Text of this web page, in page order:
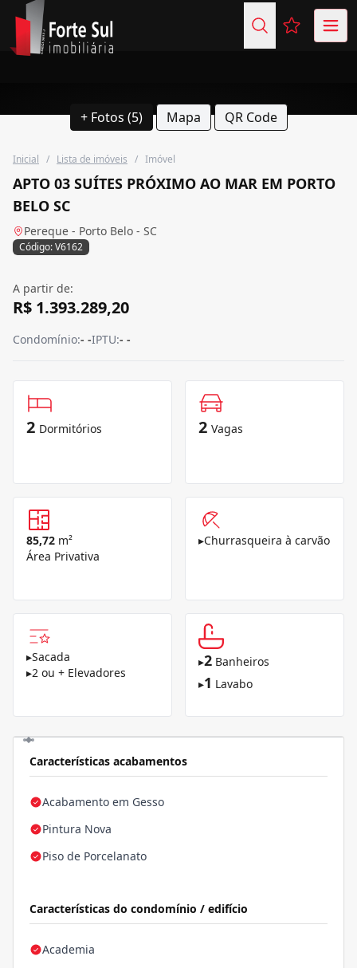
Favoritos
+ Fotos (5) Mapa QR Code
Inicial / Lista de imóveis / Imóvel
APTO 03 SUÍTES PRÓXIMO AO MAR EM PORTO
BELO SC
Pereque - Porto Belo - SC
Código: V6162
A partir de:
R$ 1.393.289,20
Condomínio:- -IPTU:- -
2 Dormitórios 2 Vagas
85,72 m²
Área Privativa
▸Churrasqueira à carvão
▸Sacada
▸2 ou + Elevadores
▸2 Banheiros
▸1 Lavabo
Características acabamentos
Acabamento em Gesso
Pintura Nova
Piso de Porcelanato
Características do condomínio / edifício
Academia